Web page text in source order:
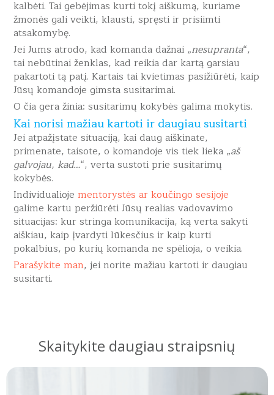
kalbėti. Tai gebėjimas kurti tokį aiškumą, kuriame
žmonės gali veikti, klausti, spręsti ir prisiimti
atsakomybę.
Jei Jums atrodo, kad komanda dažnai „nesupranta“,
tai nebūtinai ženklas, kad reikia dar kartą garsiau
pakartoti tą patį. Kartais tai kvietimas pasižiūrėti, kaip
Jūsų komandoje gimsta susitarimai.
O čia gera žinia: susitarimų kokybės galima mokytis.
Kai norisi mažiau kartoti ir daugiau susitarti
Jei atpažįstate situaciją, kai daug aiškinate,
primenate, taisote, o komandoje vis tiek lieka „aš
galvojau, kad…“, verta sustoti prie susitarimų
kokybės.
Individualioje mentorystės ar koučingo sesijoje
galime kartu peržiūrėti Jūsų realias vadovavimo
situacijas: kur stringa komunikacija, ką verta sakyti
aiškiau, kaip įvardyti lūkesčius ir kaip kurti
pokalbius, po kurių komanda ne spėlioja, o veikia.
Parašykite man, jei norite mažiau kartoti ir daugiau
susitarti.
Skaitykite daugiau straipsnių